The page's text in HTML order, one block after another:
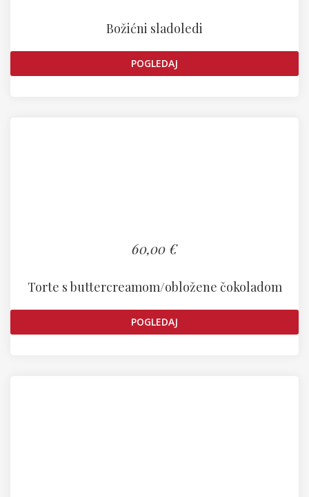
Božićni sladoledi
POGLEDAJ
60,00 €
Torte s buttercreamom/obložene čokoladom
POGLEDAJ